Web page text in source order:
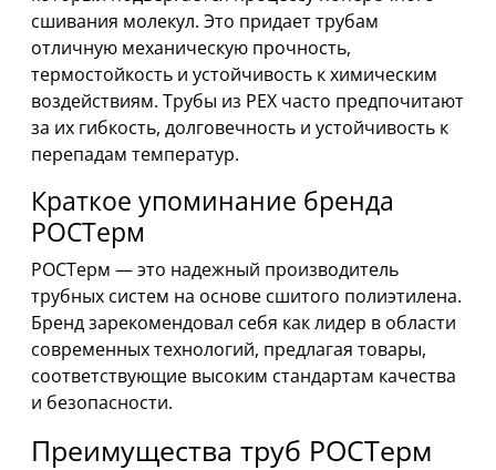
сшивания молекул. Это придает трубам
отличную механическую прочность,
термостойкость и устойчивость к химическим
воздействиям. Трубы из PEX часто предпочитают
за их гибкость, долговечность и устойчивость к
перепадам температур.
Краткое упоминание бренда
РОСТерм
РОСТерм — это надежный производитель
трубных систем на основе сшитого полиэтилена.
Бренд зарекомендовал себя как лидер в области
современных технологий, предлагая товары,
соответствующие высоким стандартам качества
и безопасности.
Преимущества труб РОСТерм